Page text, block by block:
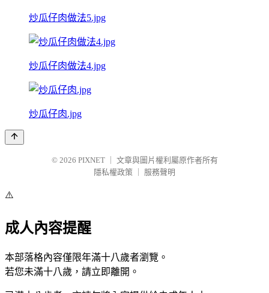
炒瓜仔肉做法5.jpg
炒瓜仔肉做法4.jpg
炒瓜仔肉.jpg
© 2026 PIXNET
文章與圖片權利屬原作者所有
隱私權政策
服務聲明
⚠️
成人內容提醒
本部落格內容僅限年滿十八歲者瀏覽。
若您未滿十八歲，請立即離開。